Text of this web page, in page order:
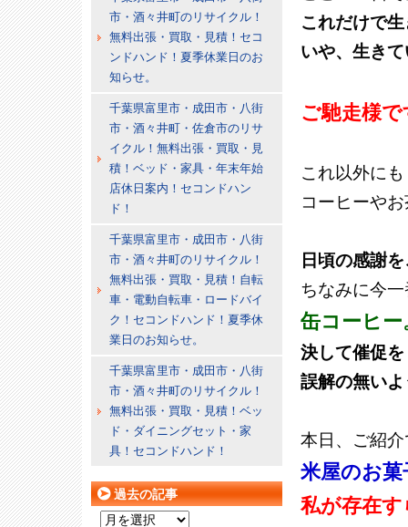
これだけで
いや、生き
ご馳走様
これ以外にも
コーヒーや
日頃の感謝
ちなみに今
缶コーヒー
決して催促
誤解の無い
本日、ご紹
米屋のお
私が存在
市・酒々井町のリサイクル！
無料出張・買取・見積！セコ
ンドハンド！夏季休業日のお
知らせ。
千葉県富里市・成田市・八街
市・酒々井町・佐倉市のリサ
イクル！無料出張・買取・見
積！ベッド・家具・年末年始
店休日案内！セコンドハン
ド！
千葉県富里市・成田市・八街
市・酒々井町のリサイクル！
無料出張・買取・見積！自転
車・電動自転車・ロードバイ
ク！セコンドハンド！夏季休
業日のお知らせ。
千葉県富里市・成田市・八街
市・酒々井町のリサイクル！
無料出張・買取・見積！ベッ
ド・ダイニングセット・家
具！セコンドハンド！
過去の記事